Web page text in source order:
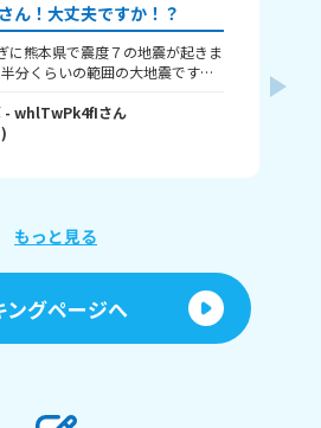
ん！大丈夫ですか！？
に熊本県で震度７の地震が起きま
分くらいの範囲の大地震です。
- whlTwPk4fIさん
)
もっと見る
ングページへ